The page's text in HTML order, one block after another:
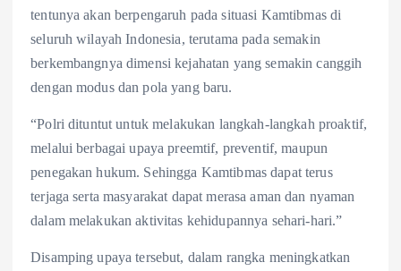
tentunya akan berpengaruh pada situasi Kamtibmas di
seluruh wilayah Indonesia, terutama pada semakin
berkembangnya dimensi kejahatan yang semakin canggih
dengan modus dan pola yang baru.
“Polri dituntut untuk melakukan langkah-langkah proaktif,
melalui berbagai upaya preemtif, preventif, maupun
penegakan hukum. Sehingga Kamtibmas dapat terus
terjaga serta masyarakat dapat merasa aman dan nyaman
dalam melakukan aktivitas kehidupannya sehari-hari.”
Disamping upaya tersebut, dalam rangka meningkatkan